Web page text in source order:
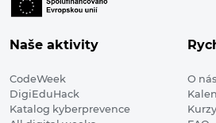
Naše aktivity
CodeWeek
DigiEduHack
Katalog kyberprevence
O nás
Kurzy